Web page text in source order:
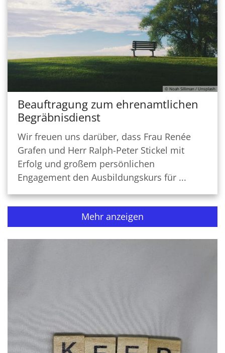
© Noah Silliman / Unsplash
Beauftragung zum ehrenamtlichen
Begräbnisdienst
Wir freuen uns darüber, dass Frau Renée
Grafen und Herr Ralph-Peter Stickel mit
Erfolg und großem persönlichen
Engagement den Ausbildungskurs für ...
Mehr anzeigen